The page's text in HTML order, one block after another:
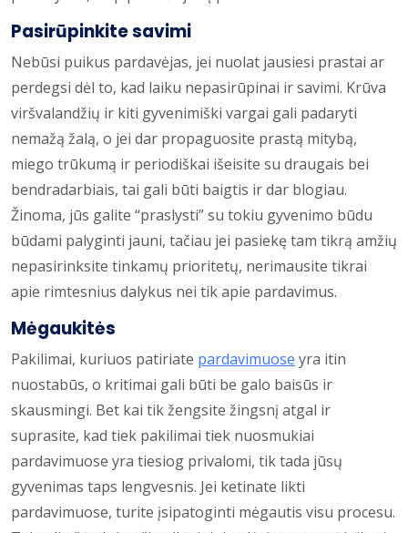
Pasirūpinkite savimi
Nebūsi puikus pardavėjas, jei nuolat jausiesi prastai ar
perdegsi dėl to, kad laiku nepasirūpinai ir savimi. Krūva
viršvalandžių ir kiti gyvenimiški vargai gali padaryti
nemažą žalą, o jei dar propaguosite prastą mitybą,
miego trūkumą ir periodiškai išeisite su draugais bei
bendradarbiais, tai gali būti baigtis ir dar blogiau.
Žinoma, jūs galite “praslysti” su tokiu gyvenimo būdu
būdami palyginti jauni, tačiau jei pasiekę tam tikrą amžių
nepasirinksite tinkamų prioritetų, nerimausite tikrai
apie rimtesnius dalykus nei tik apie pardavimus.
Mėgaukitės
Pakilimai, kuriuos patiriate pardavimuose yra itin
nuostabūs, o kritimai gali būti be galo baisūs ir
skausmingi. Bet kai tik žengsite žingsnį atgal ir
suprasite, kad tiek pakilimai tiek nuosmukiai
pardavimuose yra tiesiog privalomi, tik tada jūsų
gyvenimas taps lengvesnis. Jei ketinate likti
pardavimuose, turite įsipatoginti mėgautis visu procesu.